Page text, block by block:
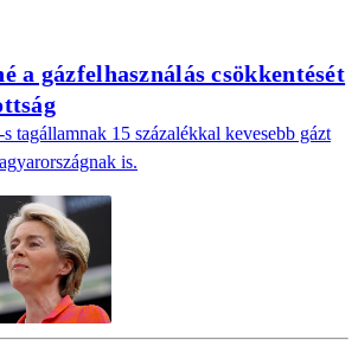
a gázfelhasználás csökkentését
tagállamnak 15 százalékkal kevesebb gázt
is.